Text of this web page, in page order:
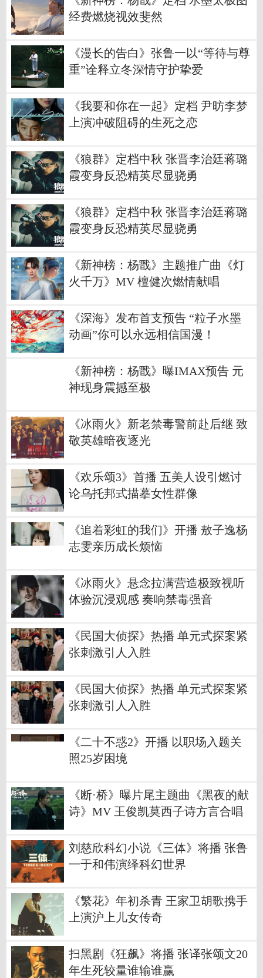
经费燃烧视效斐然
《漫长的告白》张鲁一以“等待与尊
重”诠释立冬深情守护挚爱
《我要和你在一起》定档 尹昉李梦
上演冲破阻碍的生死之恋
《狼群》定档中秋 张晋李治廷蒋璐
霞变身反恐精英尽显骁勇
《狼群》定档中秋 张晋李治廷蒋璐
霞变身反恐精英尽显骁勇
《新神榜：杨戬》主题推广曲《灯
火千万》MV 檀健次燃情献唱
《深海》发布首支预告 “粒子水墨
动画”你可以永远相信国漫！
《新神榜：杨戬》曝IMAX预告 元
神现身震撼至极
《冰雨火》新老禁毒警前赴后继 致
敬英雄暗夜逐光
《欢乐颂3》首播 五美人设引燃讨
论乌托邦式描摹女性群像
《追着彩虹的我们》开播 敖子逸杨
志雯亲历成长烦恼
《冰雨火》悬念拉满营造极致视听
体验沉浸观感 奏响禁毒强音
《民国大侦探》热播 单元式探案紧
张刺激引人入胜
《民国大侦探》热播 单元式探案紧
张刺激引人入胜
《二十不惑2》开播 以职场入题关
照25岁困境
《断·桥》曝片尾主题曲《黑夜的献
诗》MV 王俊凯莫西子诗方言合唱
刘慈欣科幻小说《三体》将播 张鲁
一于和伟演绎科幻世界
《繁花》年初杀青 王家卫胡歌携手
上演沪上儿女传奇
扫黑剧《狂飙》将播 张译张颂文20
年生死较量谁输谁赢